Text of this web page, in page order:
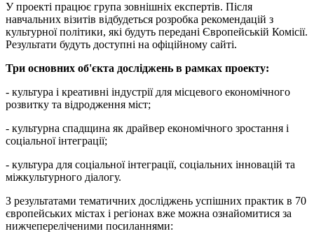
У проекті працює група зовнішніх експертів. Після
навчальних візитів відбудеться розробка рекомендацій з
культурної політики, які будуть передані Європейській Комісії.
Результати будуть доступні на офіційному сайті.
Три основних об'єкта досліджень в рамках проекту:
- культура і креативні індустрії для місцевого економічного
розвитку та відродження міст;
- культурна спадщина як драйвер економічного зростання і
соціальної інтеграції;
- культура для соціальної інтеграції, соціальних інновацій та
міжкультурного діалогу.
З результатами тематичних досліджень успішних практик в 70
європейських містах і регіонах вже можна ознайомитися за
нижчепереліченими посиланнями: